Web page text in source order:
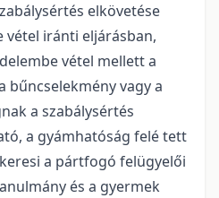
elkövetése
iránti eljárásban,
vétel mellett a
bűncselekmény vagy a
a szabálysértés
a gyámhatóság felé tett
a pártfogó felügyelői
és a gyermek